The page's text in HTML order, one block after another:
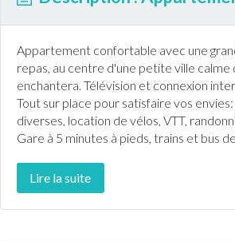
Appartementconfortable avec une
repas, au centre d'une petite ville
enchantera. Télévision et connexion
Tout sur place pour satisfaire vos envies:
diverses, location de vélos, VTT,
Gare à 5 minutes à pieds, trains et bus
Lire la suite